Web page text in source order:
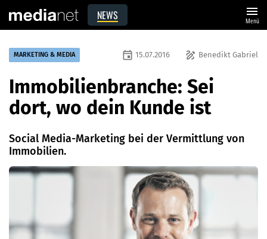
NEWS menu
Menü
MARKETING & MEDIA draw Benedikt Gabriel
event 15.07.2016
Immobilienbranche: Sei
dort, wo dein Kunde ist
Social Media-Marketing bei der Vermittlung von
Immobilien.